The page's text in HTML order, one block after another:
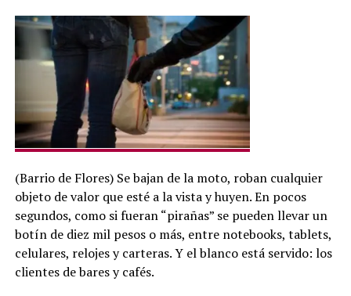
(Barrio de Flores) Se bajan de la moto, roban cualquier
objeto de valor que esté a la vista y huyen. En pocos
segundos, como si fueran “pirañas” se pueden llevar un
botín de diez mil pesos o más, entre notebooks, tablets,
celulares, relojes y carteras. Y el blanco está servido: los
clientes de bares y cafés.